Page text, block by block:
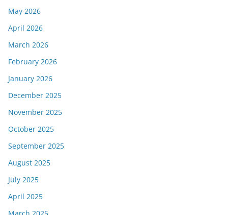
May 2026
April 2026
March 2026
February 2026
January 2026
December 2025
November 2025
October 2025
September 2025
August 2025
July 2025
April 2025